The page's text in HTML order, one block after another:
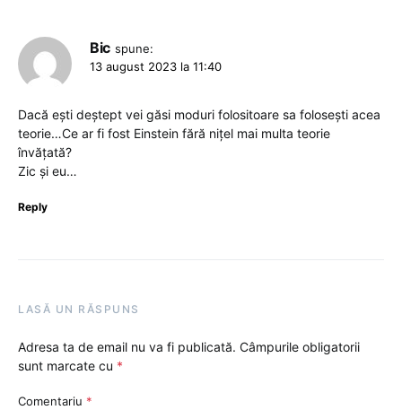
Bic spune:
13 august 2023 la 11:40
Dacă ești deștept vei găsi moduri folositoare sa folosești acea
teorie…Ce ar fi fost Einstein fără nițel mai multa teorie
învățată?
Zic și eu…
Reply
LASĂ UN RĂSPUNS
Adresa ta de email nu va fi publicată. Câmpurile obligatorii
sunt marcate cu *
Comentariu *